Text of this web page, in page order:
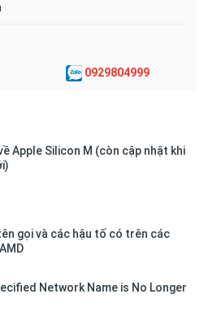
0929804999
Apple Silicon M (còn cập nhật khi
gọi và các hậu tố có trên các
Network Name is No Longer